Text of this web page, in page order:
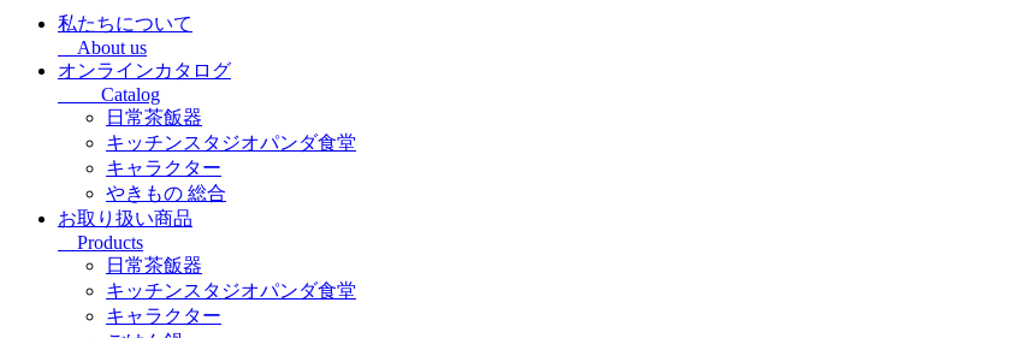
私たちについて
About us
オンラインカタログ
Catalog
日常茶飯器
キッチンスタジオパンダ食堂
キャラクター
やきもの 総合
お取り扱い商品
Products
日常茶飯器
キッチンスタジオパンダ食堂
キャラクター